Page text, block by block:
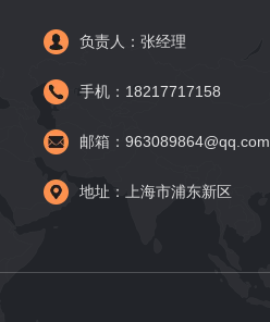
负责人：张经理
手机：18217717158
邮箱：963089864@qq.com
地址：上海市浦东新区